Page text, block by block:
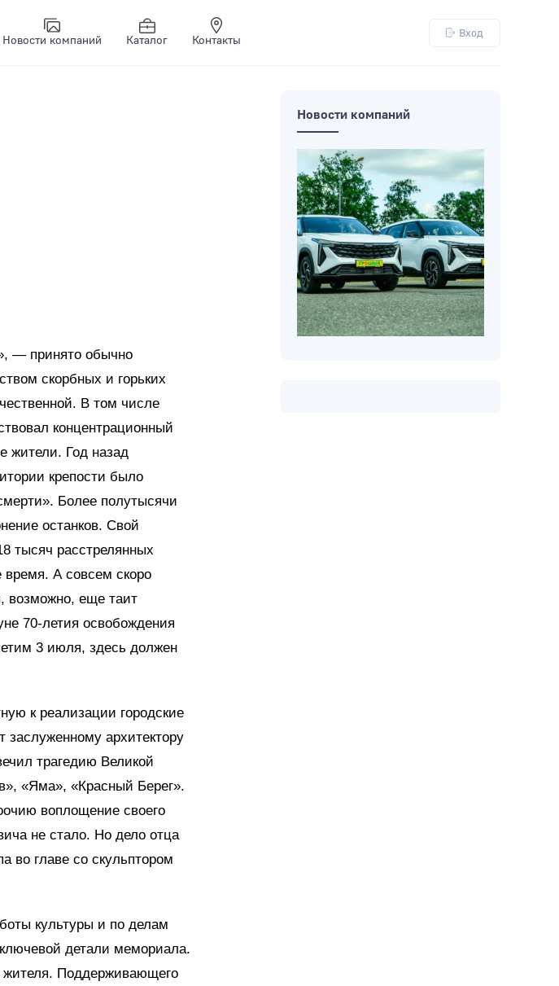
Новости компаний Каталог Контакты
Вход
— принято обычно
скорбных и горьких
В том числе
концентрационный
жители. Год назад
крепости было
Более полутысячи
останков. Свой
тысяч расстрелянных
время. А совсем скоро
возможно, еще таит
70-летия освобождения
3 июля, здесь должен
к реализации городские
заслуженному архитектору
трагедию Великой
«Яма», «Красный Берег».
воплощение своего
не стало. Но дело отца
во главе со скульптором
культуры и по делам
детали мемориала.
жителя. Поддерживающего
Новости компаний